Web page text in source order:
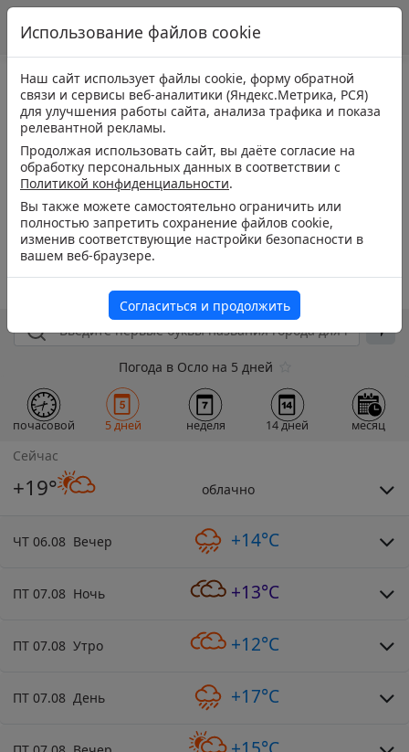
Погода в Осло на 5 дней
почасовой 5 дней неделя 14 дней месяц
Сейчас
+19° облачно
ЧТ 06.08 Вечер +14°C
ПТ 07.08 Ночь +13°C
ПТ 07.08 Утро +12°C
ПТ 07.08 День +17°C
Использование файлов cookie
Наш сайт использует файлы cookie, форму обратной
связи и сервисы веб-аналитики (Яндекс.Метрика, РСЯ)
для улучшения работы сайта, анализа трафика и показа
релевантной рекламы.
Продолжая использовать сайт, вы даёте согласие на
обработку персональных данных в соответствии с
Политикой конфиденциальности.
Вы также можете самостоятельно ограничить или
полностью запретить сохранение файлов cookie,
изменив соответствующие настройки безопасности в
вашем веб-браузере.
Согласиться и продолжить